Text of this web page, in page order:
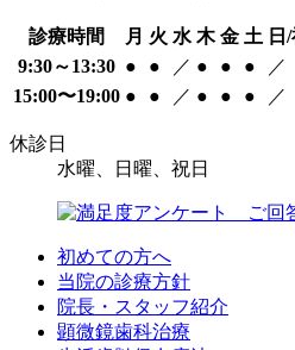
診療時間 月 火 水 木 金 土 日
9:30～13:30 ● ● ／ ● ● ●
／
15:00〜19:00 ● ● ／ ● ● ● ／
休診日
水曜、日曜、祝日
初めての方へ
当院の診療方針
院長・スタッフ紹介
顕微鏡歯科治療